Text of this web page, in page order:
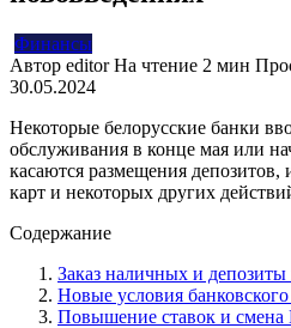
Финансы
Автор editor На чтение 2 мин
30.05.2024
Некоторые белорусские банки
обслуживания в конце мая или
касаются размещения депозитов,
карт и некоторых других
Содержание
Заказ наличных и депозиты
Новые условия банковского
Повышение ставок и